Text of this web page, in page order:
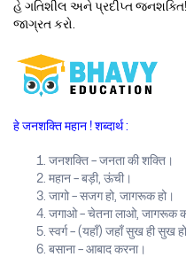
હે ગતિશીલ અને પ્રદીપ્ત
જાગ્રત કરો.
हे जनशक्ति महान ! शब्दार्थ :
जनशक्ति – जनता की शक्ति।
महान – बड़ी, ऊंची।
जागो – सजग हो, जागरूक हो।
जगाओ – चेतना लाओ, जागरूक
स्वर्ग – (यहाँ) जहाँ सुख ही सुख
बसाना – आबाद करना।